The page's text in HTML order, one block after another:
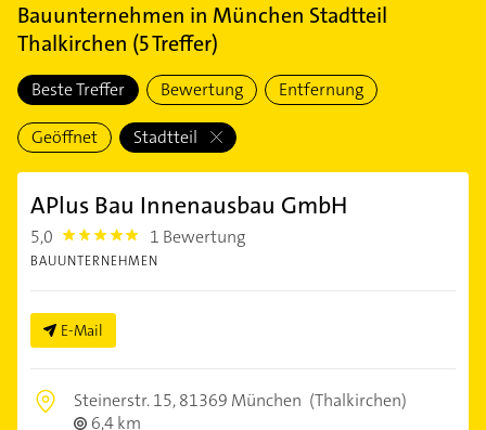
Bauunternehmen in München Stadtteil
Thalkirchen (5Treffer)
Beste Treffer Bewertung Entfernung
Geöffnet Stadtteil
APlus Bau Innenausbau GmbH
5,0 5.0 1 Bewertung
BAUUNTERNEHMEN
E-Mail
Steinerstr. 15,81369 München (Thalkirchen)
6,4 km